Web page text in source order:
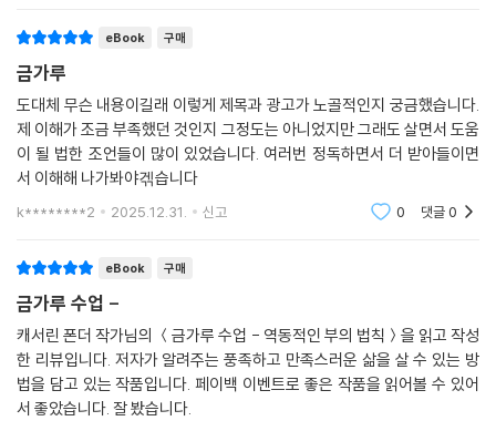
나는 우주의 중심이요, 모든 것을 끌어당기는 자석이다
부를 이루는 마음의 힘을 깨닫는 짜릿한 수업
형이상학적 원리와 실용적인 전략을 결합한 『금가루 수업』이 지금 꼭 필요
한 이는 누구일까. 부채와 재정적 어려움에 시달리는 이, 감사와 풍요의 마
음을 얻고 싶은 이, 직업적 성공을 달성하기 위한 구체적 해결책을 강구하
는 이, 세상이 나를 억지로 까내리는 듯한 곤경에 처한 이에게 특별히 이 책
을 권한다.
지은이는 이론을 확립해가며 책을 저술하는 동안 부자가 되었고, 지은이의
곁에서 원고를 타자기로 옮기던 비서도 부자가 되었다. 휴지통에 버려진
초고를 치우려다 읽은 가사도우미는 오랜 꿈을 실현했고, 이 책의 편집자
도 단기간에 효과를 보았다. 그러니 당신도 부자가 될 수 있다. 하지만 명심
할 것이 있다. 의심하지 말고 자신이 진짜 원하는 것을 분명하게 알아야 한
다. 타인을 미워하지도 말고, 오늘 일을 미루지도 말아야 한다. 과감하게 끈
eBook 구매
금가루
도대체 무슨 내용이길래 이렇게 제목과 광고가 노골적인지 궁금했습니다.
제 이해가 조금 부족했던 것인지 그정도는 아니었지만 그래도 살면서 도움
이 될 법한 조언들이 많이 있었습니다. 여러번 정독하면서 더 받아들이면
서 이해해 나가봐야겎습니다
k********2 2025.12.31. 신고 0 댓글0
eBook 구매
금가루 수업 -
캐서린 폰더 작가님의 ＜금가루 수업 - 역동적인 부의 법칙＞을 읽고 작성
한 리뷰입니다. 저자가 알려주는 풍족하고 만족스러운 삶을 살 수 있는 방
법을 담고 있는 작품입니다. 페이백 이벤트로 좋은 작품을 읽어볼 수 있어
서 좋았습니다. 잘 봤습니다.